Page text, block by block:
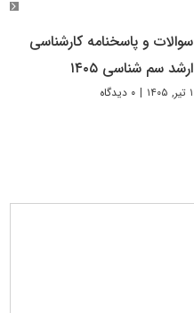
سوالات و پاسخنامه کارشناسی
ارشد سم شناسی ۱۴۰۵
۱ تیر, ۱۴۰۵ | ۰ دیدگاه